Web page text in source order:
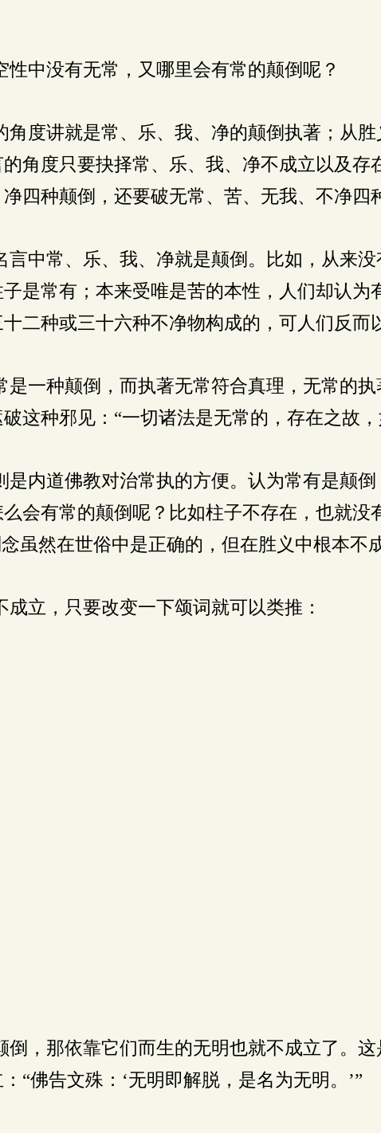
中没有无常，又哪里会有常的颠倒呢？
度讲就是常、乐、我、净的颠倒执著；从
角度只要抉择常、乐、我、净不成立以及
四种颠倒，还要破无常、苦、无我、不净四
中常、乐、我、净就是颠倒。比如，从来
是常有；本来受唯是苦的本性，人们却认
二种或三十六种不净物构成的，可人们反而
一种颠倒，而执著无常符合真理，无常的
这种邪见：“一切诸法是无常的，存在之故
内道佛教对治常执的方便。认为常有是颠
会有常的颠倒呢？比如柱子不存在，也就
虽然在世俗中是正确的，但在胜义中根本
立，只要改变一下颂词就可以类推：
，那依靠它们而生的无明也就不成立了。
“佛告文殊：‘无明即解脱，是名为无明。’”